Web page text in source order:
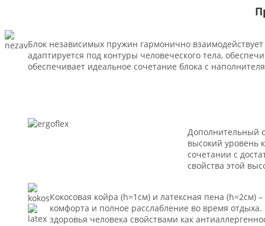
Блок независимых пружин гармонично
адаптируется под контуры человеческого тела,
обеспечивает идеальное сочетание блока с
Дополнительный
высокий уровень
сочетании с
свойства этой
Кокосовая койра (h=1см) и латексная пена
комфорта и полное расслабление во время
здоровья человека свойствами как